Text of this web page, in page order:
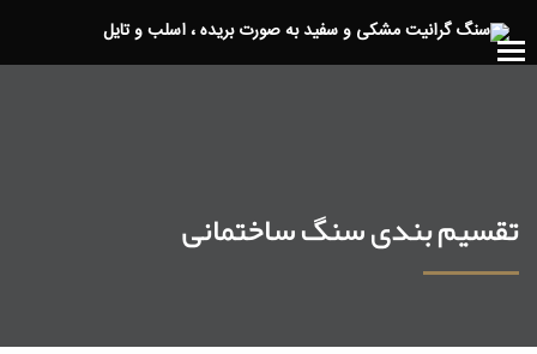
تقسیم بندی سنگ ساختمانی